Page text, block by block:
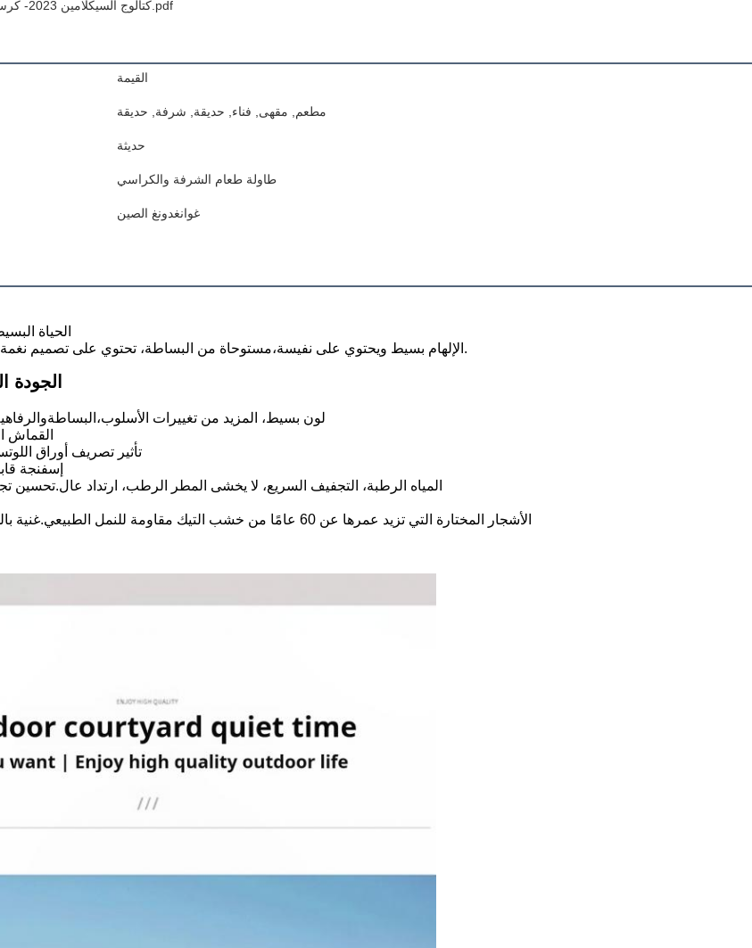
كتالوج السيكلامين 2023- كرسي الطاولة في الهواء الطلق.pdf
القيمة
مطعم, مقهى, فناء, حديقة, شرفة, حديقة
حديثة
طاولة طعام الشرفة والكراسي
غوانغدونغ الصين
الحياة
الإلهام بسيط ويحتوي على نفيسة، مستوحاة من البساطة، تحتوي على تصميم نغمة دافئة رائعة، دافئة وهادئة.
الجودة
لون بسيط، المزيد من تغييرات الأسلوب، البساطة
2.
تأثير تصريف أوراق
3إسفنجة
المياه الرطبة، التجفيف السريع، لا يخشى المطر الرطب، ارتداد عال.تحسين
الأشجار المختارة التي تزيد عمرها عن 60 عامًا من خشب التيك مقاومة للنمل الطبيعي.غنية بالدهون ودائمة لمدة عقدين